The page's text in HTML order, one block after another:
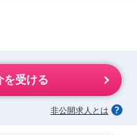
を受ける
非公開求人とは